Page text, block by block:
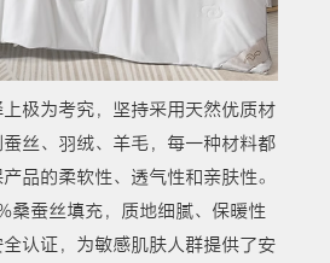
极为考究，坚持采用天然优质材
丝、羽绒、羊毛，每一种材料都
品的柔软性、透气性和亲肤性。
桑蚕丝填充，质地细腻、保暖性
认证，为敏感肌肤人群提供了安